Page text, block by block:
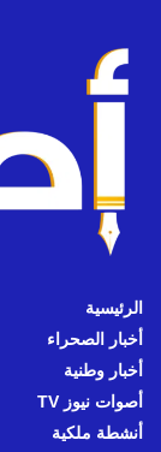
الرئيسية
أخبار الصحراء
أخبار وطنية
أصوات نيوز TV
أنشطة ملكية